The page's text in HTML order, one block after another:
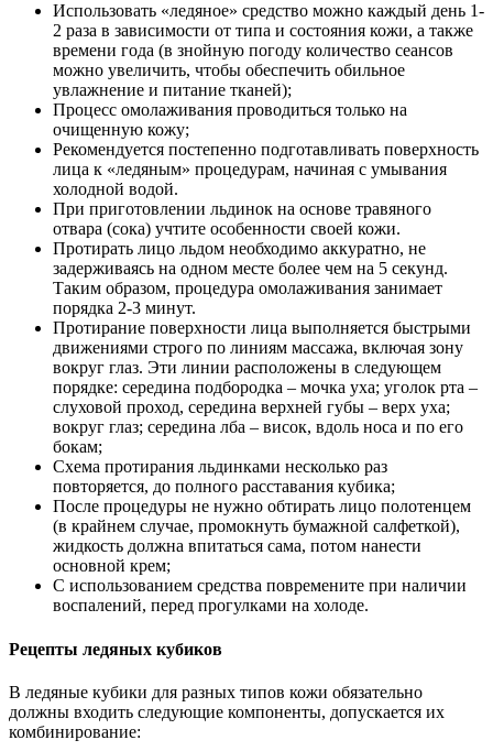
Использовать «ледяное» средство можно каждый день 1-
2 раза в зависимости от типа и состояния кожи, а также
времени года (в знойную погоду количество сеансов
можно увеличить, чтобы обеспечить обильное
увлажнение и питание тканей);
Процесс омолаживания проводиться только на
очищенную кожу;
Рекомендуется постепенно подготавливать поверхность
лица к «ледяным» процедурам, начиная с умывания
холодной водой.
При приготовлении льдинок на основе травяного
отвара (сока) учтите особенности своей кожи.
Протирать лицо льдом необходимо аккуратно, не
задерживаясь на одном месте более чем на 5 секунд.
Таким образом, процедура омолаживания занимает
порядка 2-3 минут.
Протирание поверхности лица выполняется быстрыми
движениями строго по линиям массажа, включая зону
вокруг глаз. Эти линии расположены в следующем
порядке: середина подбородка – мочка уха; уголок рта –
слуховой проход, середина верхней губы – верх уха;
вокруг глаз; середина лба – висок, вдоль носа и по его
бокам;
Схема протирания льдинками несколько раз
повторяется, до полного расставания кубика;
После процедуры не нужно обтирать лицо полотенцем
(в крайнем случае, промокнуть бумажной салфеткой),
жидкость должна впитаться сама, потом нанести
основной крем;
С использованием средства повремените при наличии
воспалений, перед прогулками на холоде.
Рецепты ледяных кубиков
В ледяные кубики для разных типов кожи обязательно
должны входить следующие компоненты, допускается их
комбинирование: